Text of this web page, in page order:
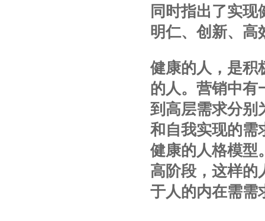
同时指出了实
明仁、创新、高
健康的人，是积
的人。营销中有
到高层需求分别
和自我实现的需
健康的人格模型
高阶段，这样
于人的内在需需